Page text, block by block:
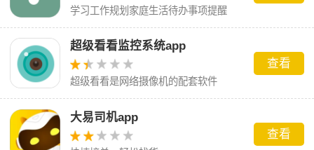
学习工作规划家庭生活待办事项提醒
超级看看监控系统app
超级看看是网络摄像机的配套软件
查看
大易司机app
查看